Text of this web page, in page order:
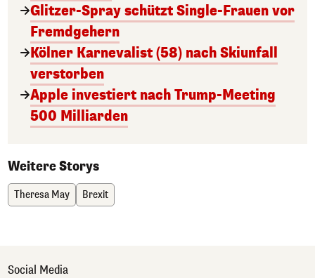
Glitzer-Spray schützt Single-Frauen vor
Fremdgehern
Kölner Karnevalist (58) nach Skiunfall
verstorben
Apple investiert nach Trump-Meeting
500 Milliarden
Weitere Storys
Theresa May Brexit
Social Media